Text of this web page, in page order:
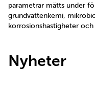
parametrar mätts under
grundvattenkemi,
korrosionshastigheter
Nyheter